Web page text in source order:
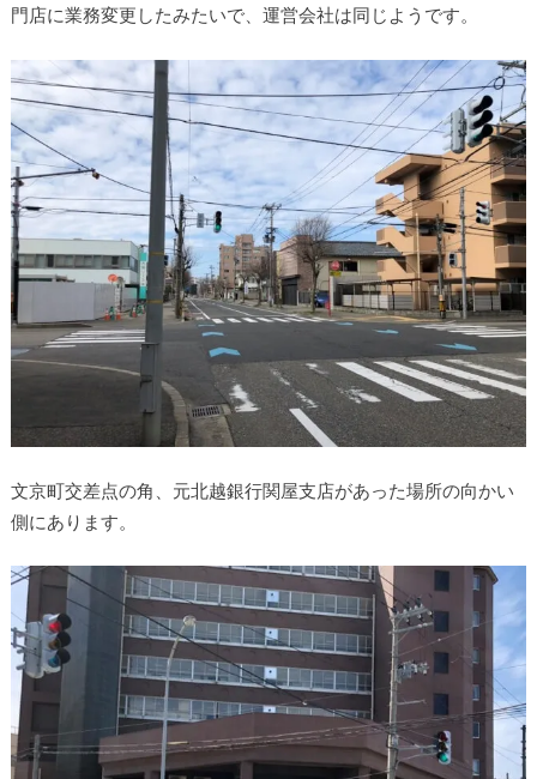
門店に業務変更したみたいで、運営会社は同じようです。
文京町交差点の角、元北越銀行関屋支店があった場所の向かい
側にあります。